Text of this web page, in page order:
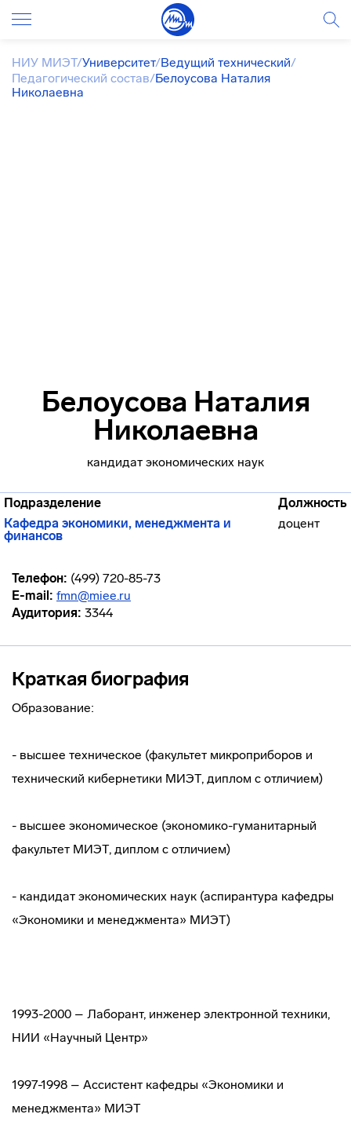
НИУ МИЭТ/Университет/Ведущий технический/
Педагогический состав/Белоусова Наталия
Николаевна
Белоусова Наталия
Николаевна
кандидат экономических наук
Подразделение
Должность
Кафедра экономики, менеджмента и
финансов
доцент
Телефон: (499) 720-85-73
E-mail: fmn@miee.ru
Аудитория: 3344
Краткая биография
Образование:
- высшее техническое (факультет микроприборов и
технический кибернетики МИЭТ, диплом с отличием)
- высшее экономическое (экономико-гуманитарный
факультет МИЭТ, диплом с отличием)
- кандидат экономических наук (аспирантура кафедры
«Экономики и менеджмента» МИЭТ)
1993-2000 – Лаборант, инженер электронной техники,
НИИ «Научный Центр»
1997-1998 – Ассистент кафедры «Экономики и
менеджмента» МИЭТ